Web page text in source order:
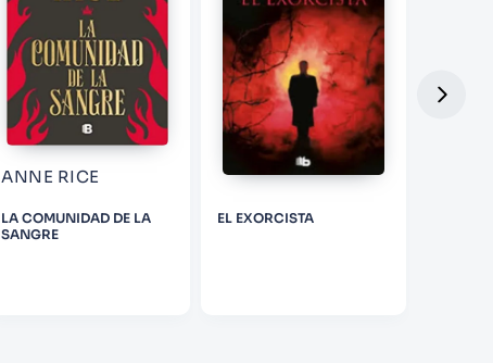
ANNE RICE
LA COMUNIDAD DE LA
SANGRE
EL EXORCISTA